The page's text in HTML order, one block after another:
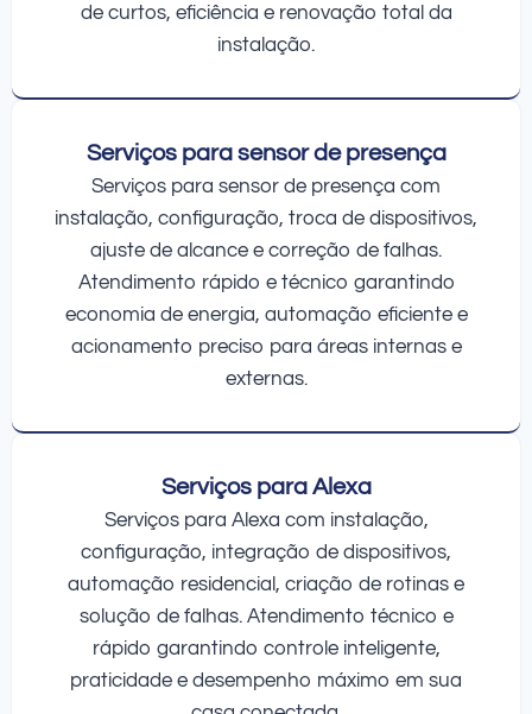
de curtos, eficiência e renovação total da
instalação.
Serviços para sensor de presença
Serviços para sensor de presença com
instalação, configuração, troca de dispositivos,
ajuste de alcance e correção de falhas.
Atendimento rápido e técnico garantindo
economia de energia, automação eficiente e
acionamento preciso para áreas internas e
externas.
Serviços para Alexa
Serviços para Alexa com instalação,
configuração, integração de dispositivos,
automação residencial, criação de rotinas e
solução de falhas. Atendimento técnico e
rápido garantindo controle inteligente,
praticidade e desempenho máximo em sua